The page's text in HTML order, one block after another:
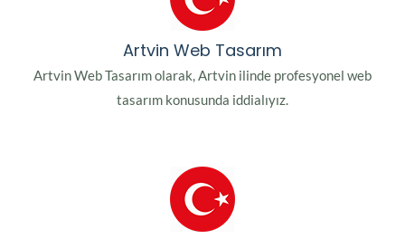
Artvin Web Tasarım
Artvin Web Tasarım olarak, Artvin ilinde profesyonel web
tasarım konusunda iddialıyız.